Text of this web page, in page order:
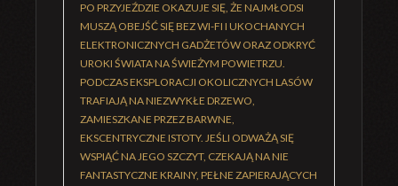
PO PRZYJEŹDZIE OKAZUJE SIĘ, ŻE NAJMŁODSI
MUSZĄ OBEJŚĆ SIĘ BEZ WI-FI I UKOCHANYCH
ELEKTRONICZNYCH GADŻETÓW ORAZ ODKRYĆ
UROKI ŚWIATA NA ŚWIEŻYM POWIETRZU.
PODCZAS EKSPLORACJI OKOLICZNYCH LASÓW
TRAFIAJĄ NA NIEZWYKŁE DRZEWO,
ZAMIESZKANE PRZEZ BARWNE,
EKSCENTRYCZNE ISTOTY. JEŚLI ODWAŻĄ SIĘ
WSPIĄĆ NA JEGO SZCZYT, CZEKAJĄ NA NIE
FANTASTYCZNE KRAINY, PEŁNE ZAPIERAJĄCYCH